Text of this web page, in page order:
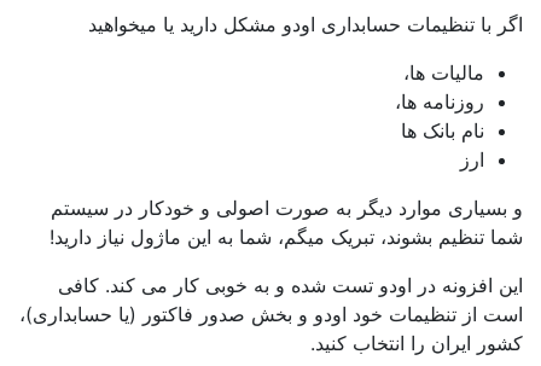
اگر با تنظیمات حسابداری اودو مشکل دارید یا میخواهید
مالیات ها،
روزنامه ها،
نام بانک ها
ارز
و بسیاری موارد دیگر به صورت اصولی و خودکار در سیستم
شما تنظیم بشوند، تبریک میگم، شما به این ماژول نیاز دارید!
این افزونه در اودو تست شده و به خوبی کار می کند. کافی
است از تنظیمات خود اودو و بخش صدور فاکتور (یا حسابداری)،
کشور ایران را انتخاب کنید.